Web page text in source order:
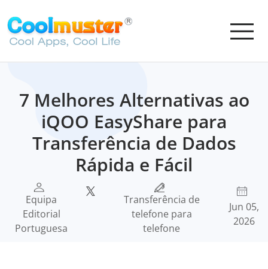
7 Melhores Alternativas ao
iQOO EasyShare para
Transferência de Dados
Rápida e Fácil
Equipa
Editorial
Portuguesa
Transferência de
telefone para
telefone
Jun 05,
2026